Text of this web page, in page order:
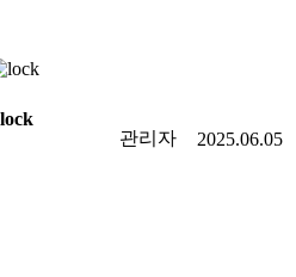
관리자 2025.06.05